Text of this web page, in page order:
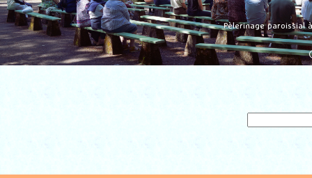
Pèlerinage paroissial